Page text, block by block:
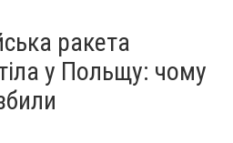
ракета
у Польщу: чому